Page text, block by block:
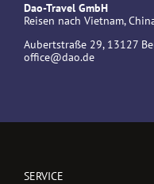
Dao-Travel GmbH
Reisen nach Vietnam,
Aubertstraße 29, 13127
office@dao.de
SERVICE